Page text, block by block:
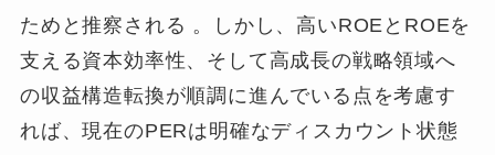
ためと推察される 。しかし、高いROEとROEを
支える資本効率性、そして高成長の戦略領域へ
の収益構造転換が順調に進んでいる点を考慮す
れば、現在のPERは明確なディスカウント状態